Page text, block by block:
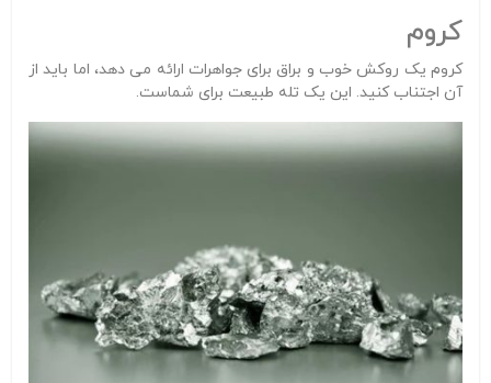
کروم
کروم یک روکش خوب و براق برای جواهرات ارائه می دهد، اما باید از
آن اجتناب کنید. این یک تله طبیعت برای شماست.